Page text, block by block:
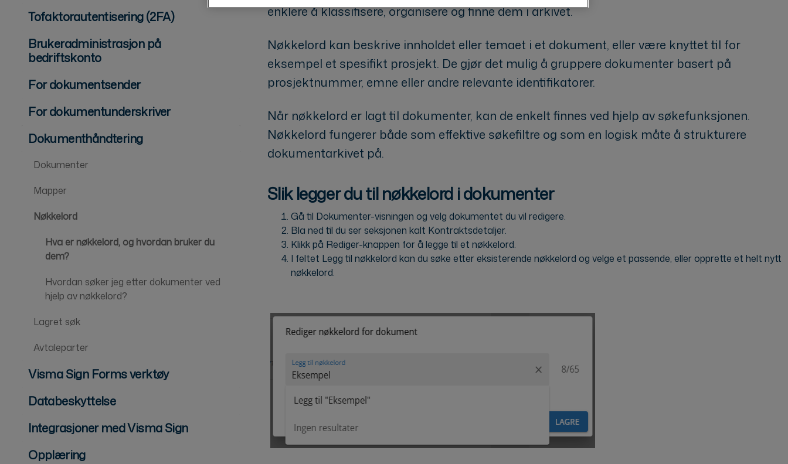
Tofaktorautentisering (2FA)
Brukeradministrasjon på
bedriftskonto
For dokumentsender
For dokumentunderskriver
Dokumenthåndtering
Dokumenter
Mapper
Nøkkelord
Hva er nøkkelord, og hvordan bruker du
dem?
Hvordan søker jeg etter dokumenter ved
hjelp av nøkkelord?
Lagret søk
Avtaleparter
Visma Sign Forms verktøy
Databeskyttelse
Integrasjoner med Visma Sign
Opplæring
enklere å klassifisere, organisere og finne dem i arkivet.
Nøkkelord kan beskrive innholdet eller temaet i et dokument, eller være knyttet til for
eksempel et spesifikt prosjekt. De gjør det mulig å gruppere dokumenter basert på
prosjektnummer, emne eller andre relevante identifikatorer.
Når nøkkelord er lagt til dokumenter, kan de enkelt finnes ved hjelp av søkefunksjonen.
Nøkkelord fungerer både som effektive søkefiltre og som en logisk måte å strukturere
dokumentarkivet på.
Slik legger du til nøkkelord i dokumenter
Gå til Dokumenter-visningen og velg dokumentet du vil redigere.
Bla ned til du ser seksjonen kalt Kontraktsdetaljer.
Klikk på Rediger-knappen for å legge til et nøkkelord.
I feltet Legg til nøkkelord kan du søke etter eksisterende nøkkelord og velge et passende, eller opprette et helt nytt
nøkkelord.